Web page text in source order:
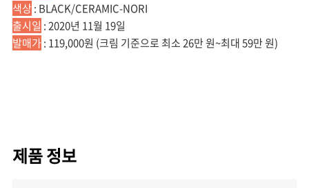
색상: BLACK/CERAMIC-NORI
출시일 : 2020년 11월 19일
발매가: 119,000원 (크림 기준으로 최소 26만 원~최대 59만 원)
제품 정보